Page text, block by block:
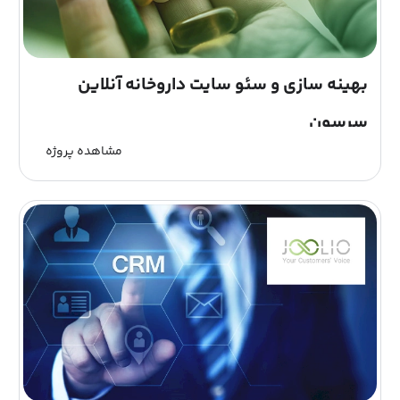
بهینه سازی و سئو سایت داروخانه آنلاین
سرسون
داروخانه شبانه روزی دکتر مهدی نظری به منظور گسترش
خدمت رسانی در زمینه پزشکی, زیبایی و ورزشی به مردم
شریف شهرقدس به طور شبانه روزی با کادری مجرب در
شهرقدس شروع به...
مشاهده پروژه